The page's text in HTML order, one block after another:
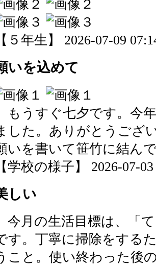
【５年生】 2026-07-09
いを込めて
もうすぐ七夕です。今
した。ありがとうござ
いを書いて笹竹に結ん
【学校の様子】 2026-07-
しい
今月の生活目標は、「
す。丁寧に掃除をする
こと。使い終わった後